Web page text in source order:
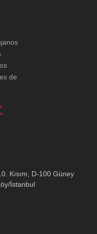
de
Kısım, D-100 Güney
İstanbul